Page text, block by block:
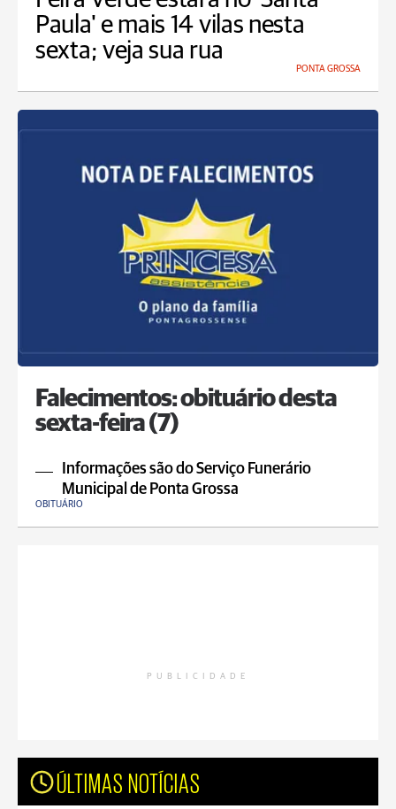
Paula' e mais 14 vilas nesta
sexta; veja sua rua
PONTA GROSSA
Falecimentos: obituário desta
sexta-feira (7)
Informações são do Serviço Funerário
Municipal de Ponta Grossa
OBITUÁRIO
PUBLICIDADE
ÚLTIMAS NOTÍCIAS